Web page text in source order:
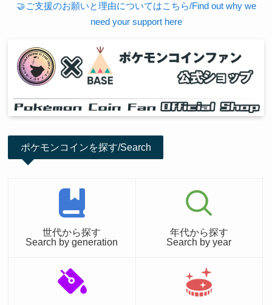
🤝ご支援のお願いと理由についてはこちら/Find out why we
need your support here
ポケモンコインを探す/Search
世代から探す
Search by generation
年代から探す
Search by year